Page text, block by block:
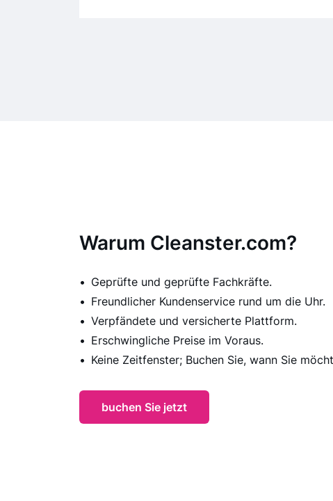
Warum Cleanster.com?
Geprüfte und geprüfte Fachkräfte.
Freundlicher Kundenservice rund um die Uhr.
Verpfändete und versicherte Plattform.
Erschwingliche Preise im Voraus.
Keine Zeitfenster; Buchen Sie, wann Sie
buchen Sie jetzt